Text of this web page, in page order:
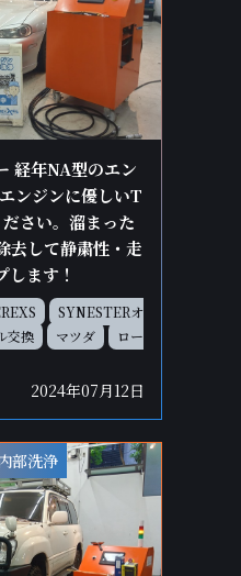
経年NA型のエン
ンジンに優しいT
さい。溜まった
去して静粛性・走
ます！
SYNESTERオ
交換 マツダ
ロー
2024年07月12日
部洗浄